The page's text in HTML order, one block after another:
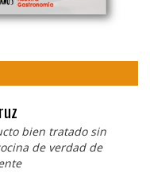
bien tratado sin
de verdad de